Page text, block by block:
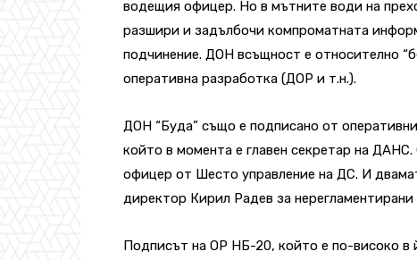
водещия офицер. Но в мътните води на
разшири и задълбочи компроматната
подчинение. ДОН всъщност е относително
оперативна разработка (ДОР и т.н.).
ДОН “Буда” също е подписано от
който в момента е главен секретар на
офицер от Шесто управление на ДС. И
директор Кирил Радев за
Подписът на ОР НБ-20, който е по-високо в